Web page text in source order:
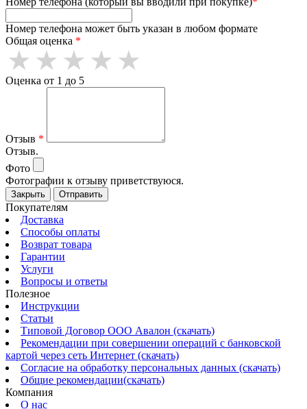
Номер телефона может быть указан в любом формате
Общая оценка *
Оценка от 1 до 5
Отзыв *
Отзыв.
Фото
Фотографии к отзыву приветствуюся.
Закрыть Отправить
Покупателям
Доставка
Способы оплаты
Возврат товара
Гарантии
Услуги
Вопросы и ответы
Полезное
Инструкции
Статьи
Типовой Договор ООО Авалон (скачать)
Рекомендации при совершении операций с банковской
картой через сеть Интернет (скачать)
Согласие на обработку персональных данных (скачать)
Общие рекомендации(скачать)
Компания
О нас